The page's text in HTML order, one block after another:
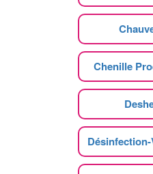
Chenille